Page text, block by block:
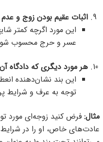
اثبات عقیم بودن زوج و
این مورد اگرچه کمتر
عسر و حرج محسوب
هر مورد دیگری که
این بند نشان‌دهنده
توجه به عرف و شرایط
مثال:فرض کنید زوجه‌ای مورد
عادت‌های خاص، او را در شرایط